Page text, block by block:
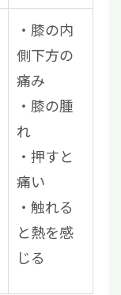
膝の内
側下方の
痛み
膝の腫
れ
押すと
痛い
触れる
と熱を感
じる